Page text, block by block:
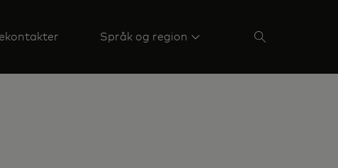
Språk og region